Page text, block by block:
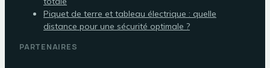
Piquet de terre et tableau électrique : quelle
distance pour une sécurité optimale ?
PARTENAIRES